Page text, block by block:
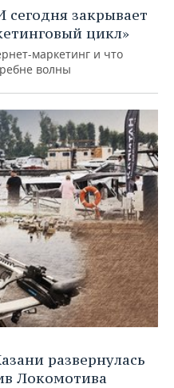
закрывает
цикл»
маркетинг и что
волны
развернулась
Локомотива